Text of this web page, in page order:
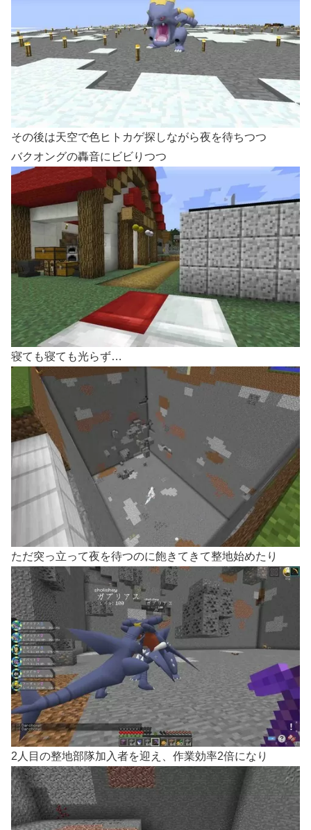
その後は天空で色ヒトカゲ探しながら夜を待ちつつ
バクオングの轟音にビビりつつ
寝ても寝ても光らず…
ただ突っ立って夜を待つのに飽きてきて整地始めたり
2人目の整地部隊加入者を迎え、作業効率2倍になり